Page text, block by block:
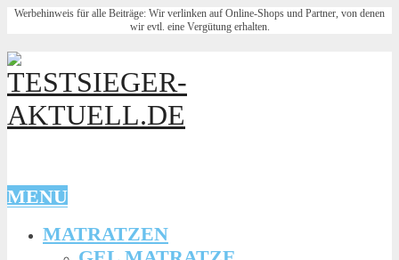
Werbehinweis für alle Beiträge: Wir verlinken auf Online-Shops und Partner, von denen
wir evtl. eine Vergütung erhalten.
MENU
MATRATZEN